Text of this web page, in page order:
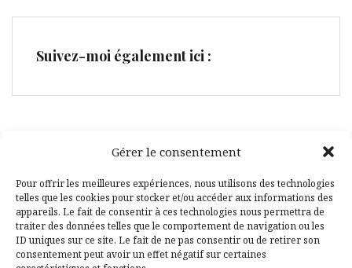
Gérer le consentement
Pour offrir les meilleures expériences, nous utilisons des technologies
telles que les cookies pour stocker et/ou accéder aux informations des
appareils. Le fait de consentir à ces technologies nous permettra de
traiter des données telles que le comportement de navigation ou les
ID uniques sur ce site. Le fait de ne pas consentir ou de retirer son
consentement peut avoir un effet négatif sur certaines
Suivez-moi également ici :
Facebook
Pinterest